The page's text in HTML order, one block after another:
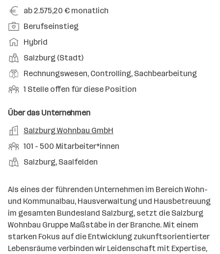
n
t
e
l
u
n
s
r
t
G
e
h
a
l
t
ab 2.575,20 € monatlich
P
o
i
t
i
n
e
b
n
Berufseinstieg
A
r
b
e
i
s
m
o
d
e
Hybrid
D
i
n
t
o
t
Salzburg (Stadt)
B
e
u
s
f
l
e
r
Rechnungswesen, Controlling, Sachbearbeitung
O
f
n
e
S
l
l
e
n
1 Stelle offen für diese Position
Über das Unternehmen
A
r
e
t
g
e
b
e
r
Salzburg Wohnbau GmbH
M
i
t
r
b
e
i
t
101 - 500 Mitarbeiter*innen
S
a
n
d
o
r
t
Salzburg, Saalfelden
Als eines der führenden Unternehmen im Bereich Wohn-
und Kommunalbau, Hausverwaltung und Hausbetreuung
im gesamten Bundesland Salzburg, setzt die Salzburg
Wohnbau Gruppe Maßstäbe in der Branche. Mit einem
starken Fokus auf die Entwicklung zukunftsorientierter
Lebensräume verbinden wir Leidenschaft mit Expertise,